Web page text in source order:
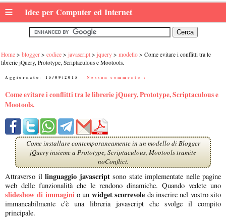
≡ Idee per Computer ed Internet
Home blogger codice javascript jquery modello
Come evitare i conflitti tra le
librerie jQuery, Prototype, Scriptaculous e Mootools.
Aggiornato: 15/09/2015 Nessun commento :
Come evitare i conflitti tra le librerie jQuery, Prototype, Scriptaculous e
Mootools.
Come installare contemporaneamente in un modello di Blogger
jQuery insieme a Prototype, Scriptaculous, Mootools tramite
noConflict.
Attraverso il linguaggio javascriptsono state implementate nelle pagine
web delle funzionalità che le rendono dinamiche. Quando vedete uno
slideshow di immaginio un widget scorrevole da inserire nel vostro sito
immancabilmente c'è una libreria javascript che svolge il compito
principale.